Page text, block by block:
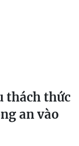
thách thức
an vào